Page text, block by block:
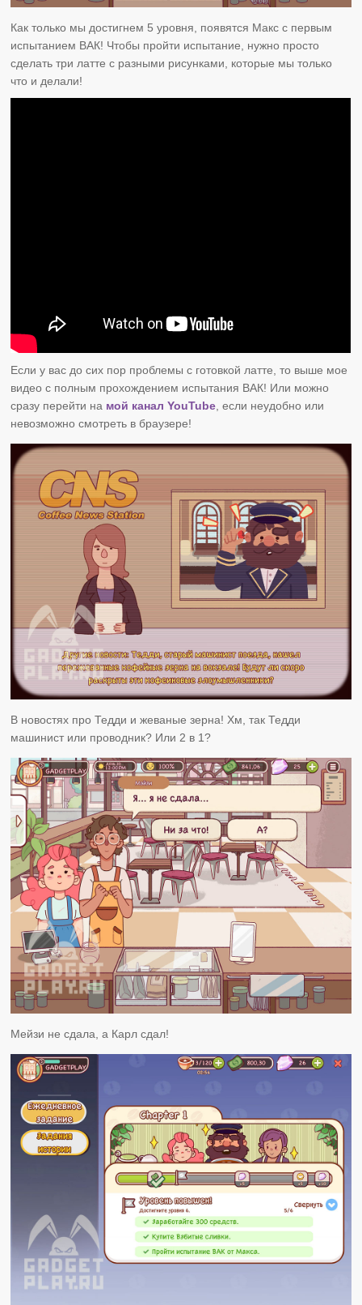
Как только мы достигнем 5 уровня, появятся Макс с первым
испытанием ВАК! Чтобы пройти испытание, нужно просто
сделать три латте с разными рисунками, которые мы только
что и делали!
Если у вас до сих пор проблемы с готовкой латте, то выше мое
видео с полным прохождением испытания ВАК! Или можно
сразу перейти на мой канал YouTube , если неудобно или
невозможно смотреть в браузере!
В новостях про Тедди и жеваные зерна! Хм, так Тедди
машинист или проводник? Или 2 в 1?
Мейзи не сдала, а Карл сдал!